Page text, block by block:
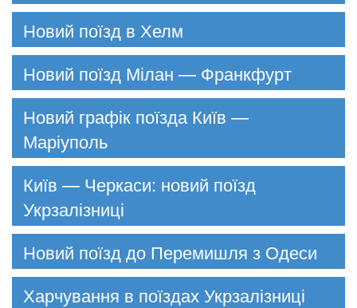
Новий поїзд в Хелм
Новий поїзд Мілан — Франкфурт
Новий графік поїзда Київ —
Маріуполь
Київ — Черкаси: новий поїзд
Укрзалізниці
Новий поїзд до Перемишля з Одеси
Харчування в поїздах Укрзалізниці